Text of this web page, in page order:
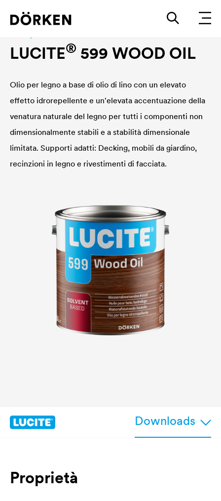
LUCITE® 599 WOOD OIL
Olio per legno a base di olio di lino con un elevato
effetto idrorepellente e un'elevata accentuazione della
venatura naturale del legno per tutti i componenti non
dimensionalmente stabili e a stabilità dimensionale
limitata. Supporti adatti: Decking, mobili da giardino,
recinzioni in legno e rivestimenti di facciata.
Downloads
Proprietà